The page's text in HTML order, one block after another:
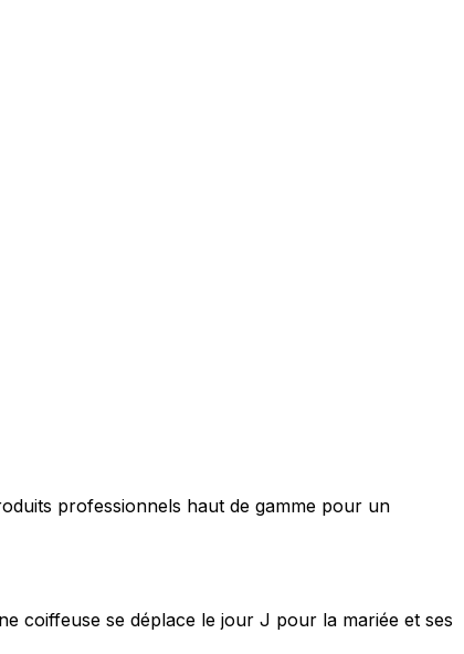
professionnels haut de gamme pour un
coiffeuse se déplace le jour J pour la mariée et ses